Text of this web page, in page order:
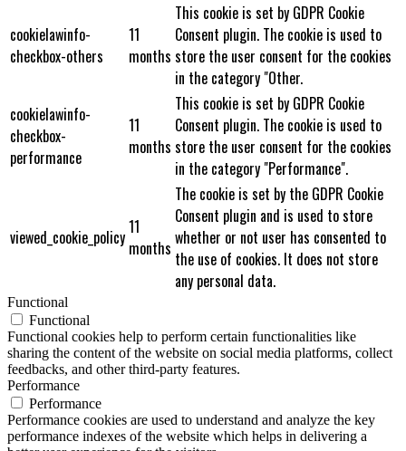
cookielawinfo-
checkbox-others
11
months
This cookie is set by GDPR Cookie
Consent plugin. The cookie is used to
store the user consent for the cookies
in the category "Other.
cookielawinfo-
checkbox-
performance
11
months
This cookie is set by GDPR Cookie
Consent plugin. The cookie is used to
store the user consent for the cookies
in the category "Performance".
viewed_cookie_policy11
months
The cookie is set by the GDPR Cookie
Consent plugin and is used to store
whether or not user has consented to
the use of cookies. It does not store
any personal data.
Functional
Functional
Functional cookies help to perform certain functionalities like
sharing the content of the website on social media platforms, collect
feedbacks, and other third-party features.
Performance
Performance
Performance cookies are used to understand and analyze the key
performance indexes of the website which helps in delivering a